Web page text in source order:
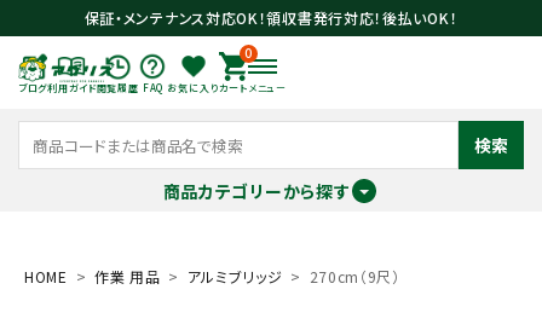
保証・メンテナンス対応OK！領収書発行対応！後払いOK！
ブログ利用ガイド閲覧履歴 FAQ お気に入り
0
カート メニュー
検索
商品カテゴリーから探す
meeting_room ログイン person 会員登録
HOME 作業 用品 アルミブリッジ 270cm（9尺）